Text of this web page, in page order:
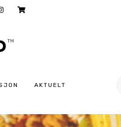
AKTUELT